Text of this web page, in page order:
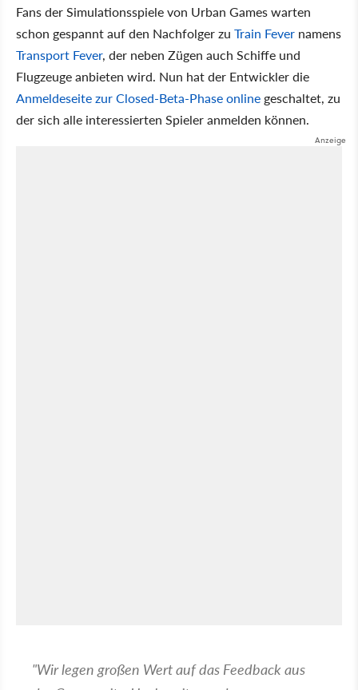
Fans der Simulationsspiele von Urban Games warten
schon gespannt auf den Nachfolger zu Train Fever namens
Transport Fever, der neben Zügen auch Schiffe und
Flugzeuge anbieten wird. Nun hat der Entwickler die
Anmeldeseite zur Closed-Beta-Phase online geschaltet, zu
der sich alle interessierten Spieler anmelden können.
"Wir legen großen Wert auf das Feedback aus